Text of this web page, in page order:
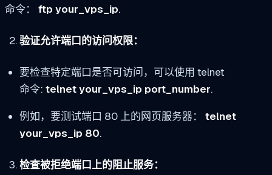
命令： ftp your_vps_ip.
验证允许端口的访问权限：
要检查特定端口是否可访问，可以使用 telnet
命令: telnet your_vps_ip port_number.
例如，要测试端口 80 上的网页服务器： telnet
your_vps_ip 80.
检查被拒绝端口上的阻止服务：